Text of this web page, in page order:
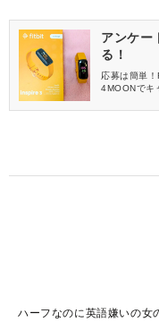
アンケー
る！
応募は簡単
4MOONでキ
ハーフなのに英語嫌いの女